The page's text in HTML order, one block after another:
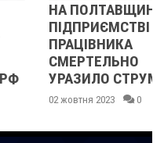
НА ПОЛТАВЩИНІ НА
ПІДПРИЄМСТВІ
ПРАЦІВНИКА
СМЕРТЕЛЬНО
УРАЗИЛО СТРУМОМ
02 жовтня 2023 0